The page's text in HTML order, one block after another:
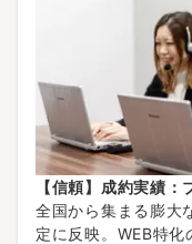
【信頼】成約実績
全国から集まる膨大
定に反映。WEB特